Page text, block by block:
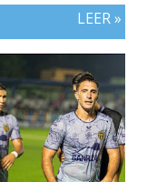
como
de crecimiento
nació en 2016
cuando creó su
en la Segunda
la máxima
LEER »